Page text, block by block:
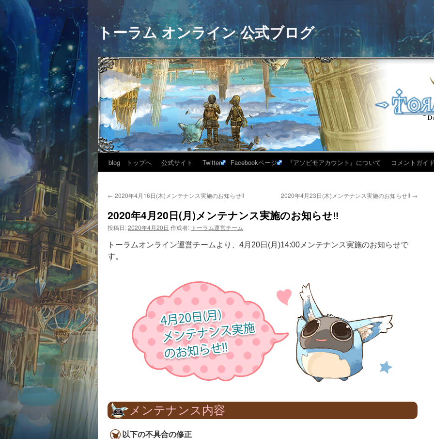
トーラム オンライン 公式ブログ
blog トップへ 公式サイト Twitter Facebookページ 『アソビモアカウント』について コメントガイ
← 2020年4月16日(木)メンテナンス実施のお知らせ‼ 2020年4月23日(木)メンテナンス実施のお知らせ‼ →
2020年4月20日(月)メンテナンス実施のお知らせ‼
投稿日:2020年4月20日 作成者: トーラム運営チーム
トーラムオンライン運営チームより、4月20日(月)14:00メンテナンス実施のお知らせで
す。
メンテナンス内容
以下の不具合の修正